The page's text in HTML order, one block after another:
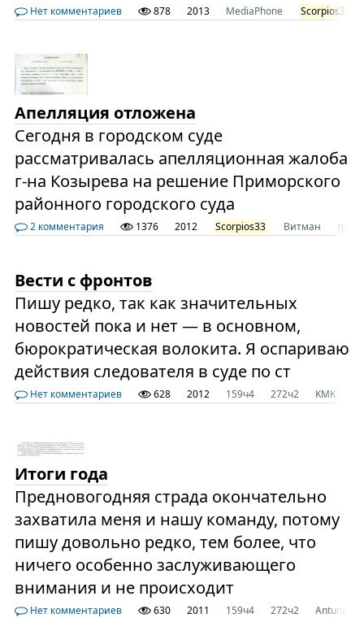
Нет комментариев 878 2013 MediaPhone Scorpios33
Апелляция отложена
Сегодня в городском суде
рассматривалась апелляционная жалоба
г-на Козырева на решение Приморского
районного городского суда
2 комментария 1376 2012 Scorpios33 Витман
Вести с фронтов
Пишу редко, так как значительных
новостей пока и нет — в основном,
бюрократическая волокита. Я оспариваю
действия следователя в суде по ст
Нет комментариев 628 2012 159ч4 272ч2 KMK
Итоги года
Предновогодняя страда окончательно
захватила меня и нашу команду, потому
пишу довольно редко, тем более, что
ничего особенно заслуживающего
внимания и не происходит
Нет комментариев 630 2011 159ч4 272ч2 Antunes